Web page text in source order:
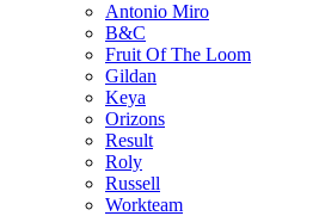
Antonio Miro
B&C
Fruit Of The Loom
Gildan
Keya
Orizons
Result
Roly
Russell
Workteam